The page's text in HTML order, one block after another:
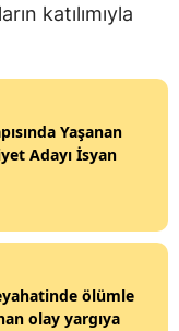
katılımıyla
Yaşanan
Adayı İsyan
ölümle
olay yargıya